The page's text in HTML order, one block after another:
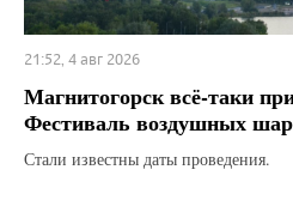
21:52, 4 авг 2026
Магнитогорск всё-таки
Фестиваль воздушных
Стали известны даты проведения.